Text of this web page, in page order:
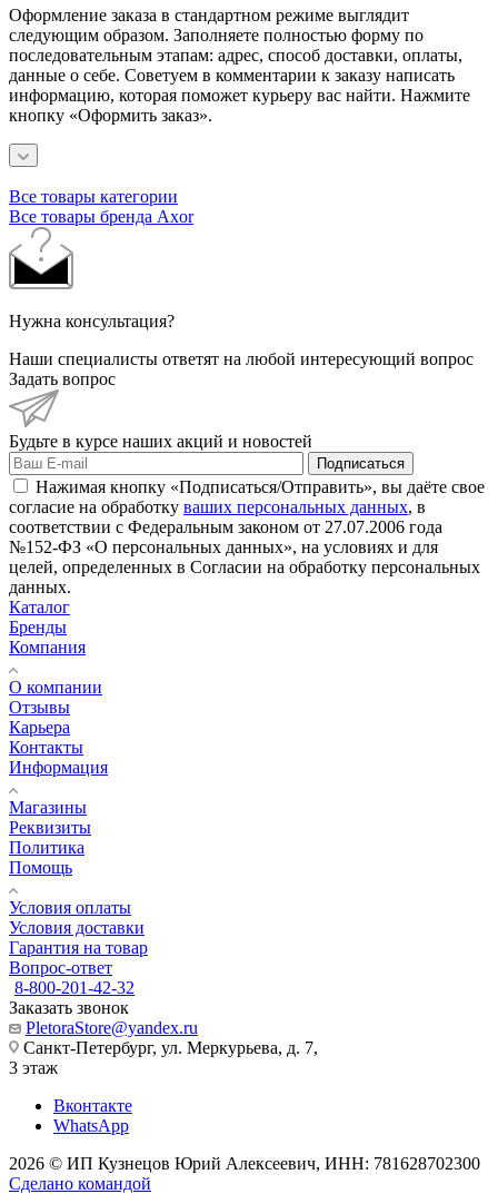
Оформление заказа в стандартном режиме выглядит
следующим образом. Заполняете полностью форму по
последовательным этапам: адрес, способ доставки, оплаты,
данные о себе. Советуем в комментарии к заказу написать
информацию, которая поможет курьеру вас найти. Нажмите
кнопку «Оформить заказ».
Все товары категории
Все товары бренда Axor
Нужна консультация?
Наши специалисты ответят на любой интересующий вопрос
Задать вопрос
Будьте в курсе наших акций и новостей
Подписаться
Нажимая кнопку «Подписаться/Отправить», вы даёте свое
согласие на обработку ваших персональных данных, в
соответствии с Федеральным законом от 27.07.2006 года
№152-ФЗ «О персональных данных», на условиях и для
целей, определенных в Согласии на обработку персональных
данных.
Каталог
Бренды
Компания
О компании
Отзывы
Карьера
Контакты
Информация
Магазины
Реквизиты
Политика
Помощь
Условия оплаты
Условия доставки
Гарантия на товар
Вопрос-ответ
8-800-201-42-32
Заказать звонок
PletoraStore@yandex.ru
Санкт-Петербург, ул. Меркурьева, д. 7,
3 этаж
Вконтакте
WhatsApp
2026 © ИП Кузнецов Юрий Алексеевич, ИНН: 781628702300
Сделано командой